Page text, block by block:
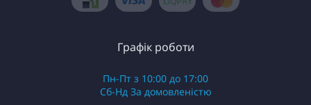
Графік роботи
Пн-Пт з 10:00 до 17:00
Сб-Нд За домовленістю